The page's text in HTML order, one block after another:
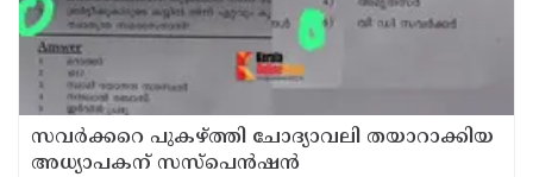
സവര്‍ക്കറെ പുകഴ്ത്തി ചോദ്യാവലി തയാറാക്കിയ
അധ്യാപകന് സസ്‌പെന്‍ഷന്‍